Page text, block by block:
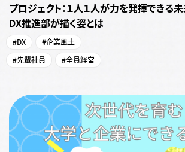
プロジェクト：１人１人が力を発揮できる
DX推進部が描く姿とは
#DX
#企業風土
#先輩社員
#全員経営